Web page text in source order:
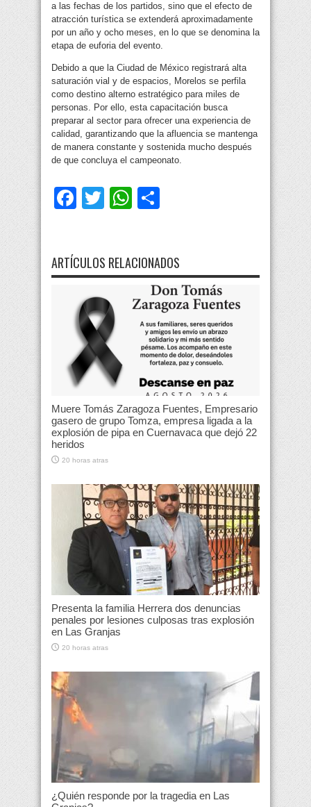
a las fechas de los partidos, sino que el efecto de
atracción turística se extenderá aproximadamente
por un año y ocho meses, en lo que se denomina la
etapa de euforia del evento.
Debido a que la Ciudad de México registrará alta
saturación vial y de espacios, Morelos se perfila
como destino alterno estratégico para miles de
personas. Por ello, esta capacitación busca
preparar al sector para ofrecer una experiencia de
calidad, garantizando que la afluencia se mantenga
de manera constante y sostenida mucho después
de que concluya el campeonato.
Facebook
TwitterWhatsApp
ARTÍCULOS RELACIONADOS
Muere Tomás Zaragoza Fuentes, Empresario
gasero de grupo Tomza, empresa ligada a la
explosión de pipa en Cuernavaca que dejó 22
heridos
20 horas atras
Presenta la familia Herrera dos denuncias
penales por lesiones culposas tras explosión
en Las Granjas
20 horas atras
¿Quién responde por la tragedia en Las